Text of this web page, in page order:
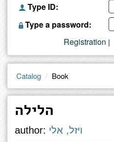
Type ID:
Type a password:
|
Registration
Catalog Book
הלילה
author: ויזל, אלי